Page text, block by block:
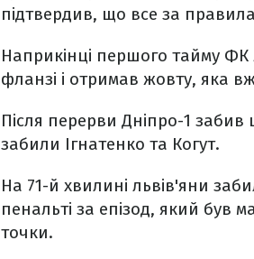
підтвердив, що все за
Наприкінці першого тайму ФК
фланзі і отримав жовту, яка
Після перерви Дніпро-1
забили Ігнатенко та Когут.
На 71-й хвилині львів'яни
пенальті за епізод, який
точки.